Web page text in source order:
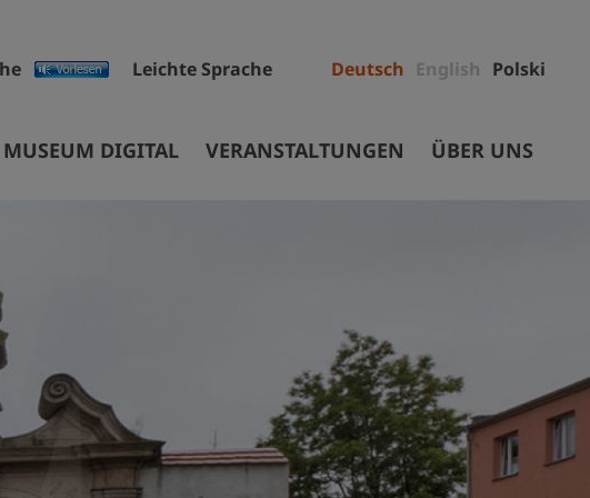
Leichte Sprache Deutsch English Polski
DIGITAL
Zgorzelec
VERANSTALTUNGEN ÜBER UNS
Sammlungen
Museumsgebäude
Stiftung
Auftrag und Geschichte
Partner